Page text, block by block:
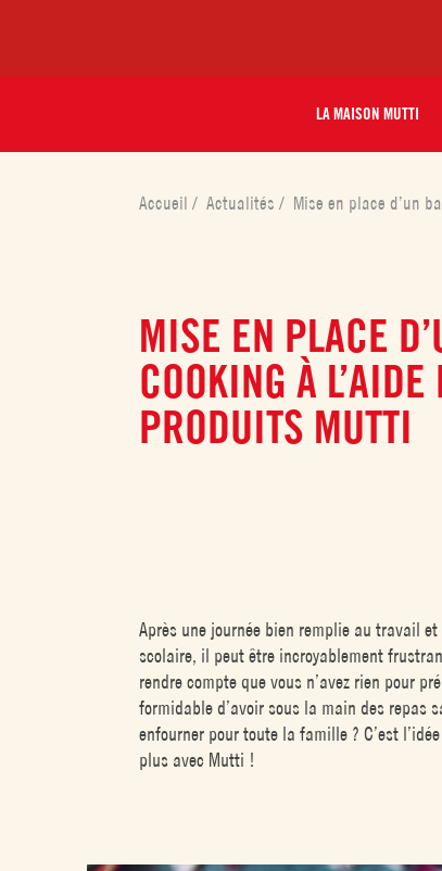
LA MAISON MUTTI
Accueil / Actualités / Mise en place d’un
MISE EN PLACE
COOKING À L’AIDE
PRODUITS MUTTI
Après une journée bien remplie au travail
scolaire, il peut être incroyablement
rendre compte que vous n’avez rien pour
formidable d’avoir sous la main des repas
enfourner pour toute la famille ? C’est
plus avec Mutti !